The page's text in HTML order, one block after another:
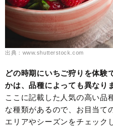
出典：www.shutterstock.com
どの時期にいちご狩りを体験
かは、品種によっても異なり
ここに記載した人気の高い品
な種類があるので、お目当て
エリアやシーズンをチェック